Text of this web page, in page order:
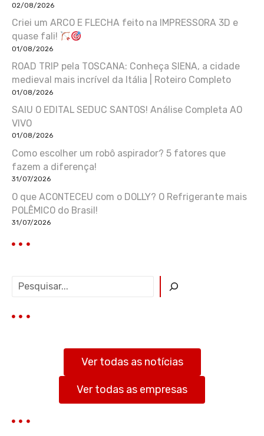
02/08/2026
Criei um ARCO E FLECHA feito na IMPRESSORA 3D e
quase fali!
01/08/2026
ROAD TRIP pela TOSCANA: Conheça SIENA, a cidade
medieval mais incrível da Itália | Roteiro Completo
01/08/2026
SAIU O EDITAL SEDUC SANTOS! Análise Completa AO
VIVO
01/08/2026
Como escolher um robô aspirador? 5 fatores que
fazem a diferença!
31/07/2026
O que ACONTECEU com o DOLLY? O Refrigerante mais
POLÊMICO do Brasil!
31/07/2026
q
Ver todas as notícias
Ver todas as empresas